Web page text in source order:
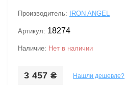
Производитель: IRON ANGEL
Артикул: 18274
Наличие: Нет в наличии
3 457 ₴ Нашли дешевле?